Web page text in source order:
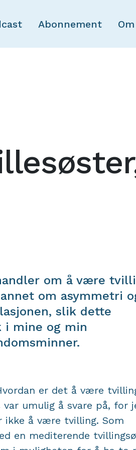
Skip to main content
Abonnement
om å være
om asymmetri
slik dette
mine og min
er det å være
umulig å svare på, for
ikke å være tvilling. Som
en mediterende